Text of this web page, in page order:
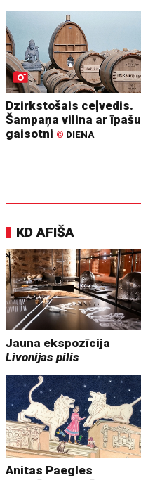
Dzirkstošais ceļvedis.
Šampaņa vilina ar īpašu
gaisotni © DIENA
KD AFIŠA
Jauna ekspozīcija
Livonijas pilis
Anitas Paegles